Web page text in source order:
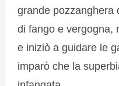
grande pozzanghera
di fango e vergogna,
e iniziò a guidare le
imparò che la